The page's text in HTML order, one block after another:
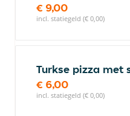
€ 9,00
incl. statiegeld (€ 0,00)
Turkse pizza met
€ 6,00
incl. statiegeld (€ 0,00)